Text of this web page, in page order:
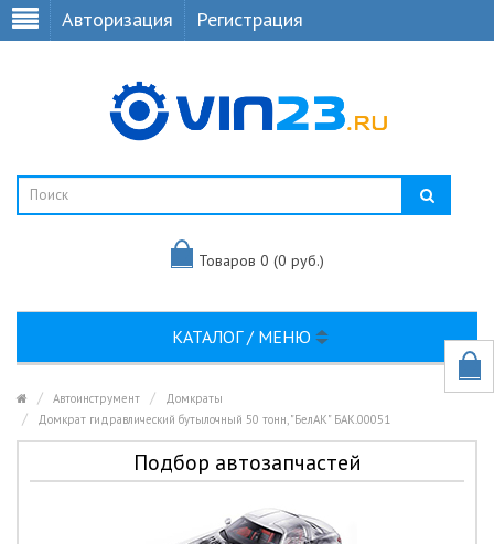
Авторизация Регистрация
Товаров 0 (0 руб.)
КАТАЛОГ / МЕНЮ
Автоинструмент
Домкраты
Домкрат гидравлический бутылочный 50 тонн, "БелАК" БАК.00051
Подбор автозапчастей